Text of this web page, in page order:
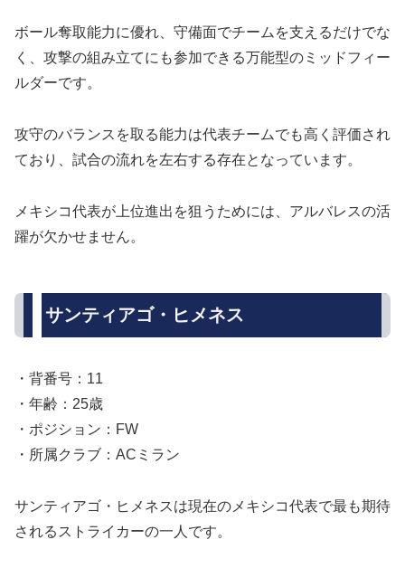
ボール奪取能力に優れ、守備面でチームを支えるだけでな
く、攻撃の組み立てにも参加できる万能型のミッドフィー
ルダーです。
攻守のバランスを取る能力は代表チームでも高く評価され
ており、試合の流れを左右する存在となっています。
メキシコ代表が上位進出を狙うためには、アルバレスの活
躍が欠かせません。
サンティアゴ・ヒメネス
・背番号：11
・年齢：25歳
・ポジション：FW
・所属クラブ：ACミラン
サンティアゴ・ヒメネスは現在のメキシコ代表で最も期待
されるストライカーの一人です。